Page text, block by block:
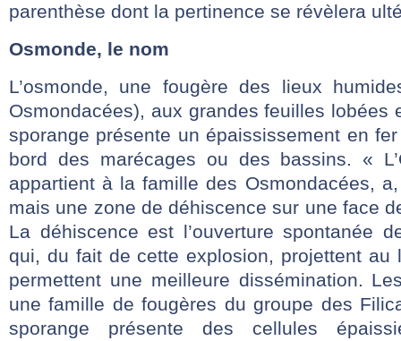
parenthèse dont la pertinence se révèlera
Osmonde, le nom
L’osmonde, une fougère des lieux
Osmondacées), aux grandes feuilles lobées
sporange présente un épaississement en
bord des marécages ou des bassins. «
appartient à la famille des Osmondacées,
mais une zone de déhiscence sur une face
La déhiscence est l’ouverture spontanée
qui, du fait de cette explosion, projettent au
permettent une meilleure dissémination.
une famille de fougères du groupe des
sporange présente des cellules